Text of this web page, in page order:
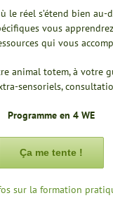
le réel s’étend bien
vous
qui vous
animal totem, à votre
sensoriels,
Programme en 4 WE
Ça me tente !
sur la formation